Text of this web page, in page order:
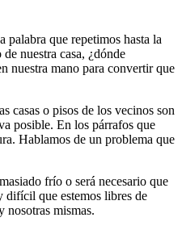
palabra que repetimos hasta la
nuestra casa, ¿dónde
nuestra mano para convertir que
casas o pisos de los vecinos son
posible. En los párrafos que
Hablamos de un problema que
frío o será necesario que
difícil que estemos libres de
nosotras mismas.